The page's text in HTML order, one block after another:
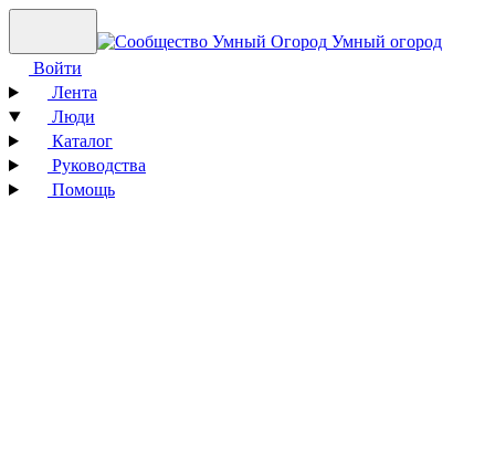
Умный огород
Войти
Лента
Люди
Каталог
Руководства
Помощь